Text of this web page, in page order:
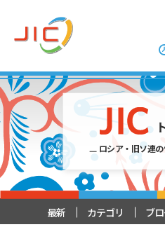
ロシア・旧ソ連
最新 カテゴリ ブ